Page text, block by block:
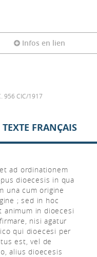
Infos en lien
956 CIC/1917
TEXTE FRANÇAIS
ad ordinationem
dioecesis in qua
una cum origine
; sed in hoc
animum in dioecesi
nisi agatur
qui dioecesi per
est, vel de
alius dioecesis